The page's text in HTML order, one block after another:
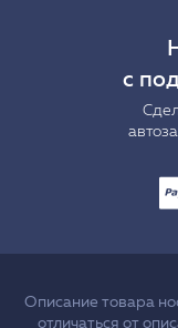
с
Описание товара
отличаться от